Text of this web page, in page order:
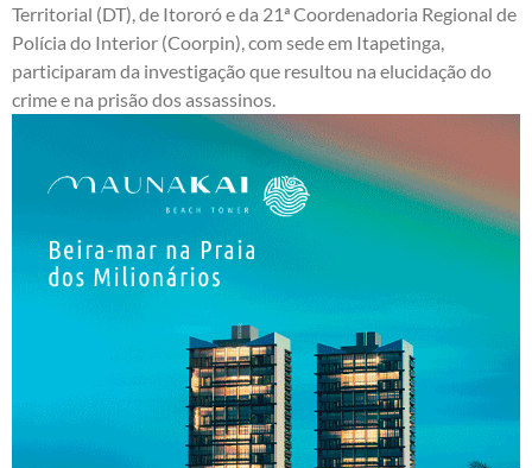
Territorial (DT), de Itororó e da 21ª Coordenadoria Regional de
Polícia do Interior (Coorpin), com sede em Itapetinga,
participaram da investigação que resultou na elucidação do
crime e na prisão dos assassinos.